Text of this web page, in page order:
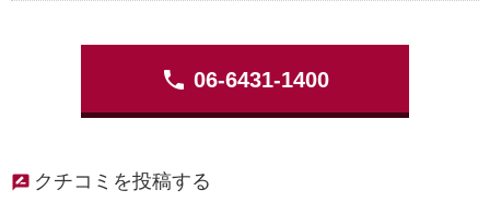
phone 06-6431-1400
クチコミを投稿する